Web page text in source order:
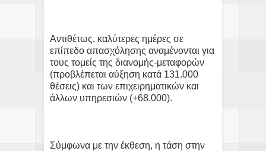
Αντιθέτως, καλύτερες ημέρες σε
επίπεδο απασχόλησης αναμένονται για
τους τομείς της διανομής-μεταφορών
(προβλέπεται αύξηση κατά 131.000
θέσεις) και των επιχειρηματικών και
άλλων υπηρεσιών (+68.000).
Σύμφωνα με την έκθεση, η τάση στην